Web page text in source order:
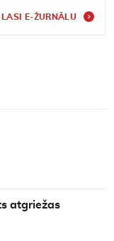
LASI E-ŽURNĀLU
atgriežas